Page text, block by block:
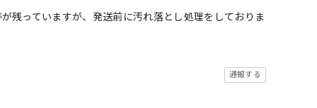
残っていますが、発送前に汚れ落とし処理をしておりま
通報する